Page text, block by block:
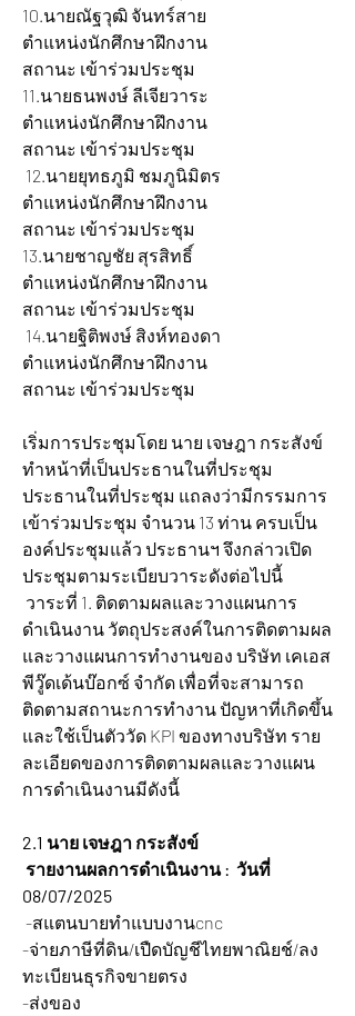
10.นายณัฐวุฒิ จันทร์สาย
ตำแหน่งนักศึกษาฝึกงาน
สถานะ เข้าร่วมประชุม
11.นายธนพงษ์ ลีเจียวาระ
ตำแหน่งนักศึกษาฝึกงาน
สถานะ เข้าร่วมประชุม
12.นายยุทธภูมิ ชมภูนิมิตร
ตำแหน่งนักศึกษาฝึกงาน
สถานะ เข้าร่วมประชุม
13.นายชาญชัย สุรสิทธิ์
ตำแหน่งนักศึกษาฝึกงาน
สถานะ เข้าร่วมประชุม
14.นายฐิติพงษ์ สิงห์ทองดา
ตำแหน่งนักศึกษาฝึกงาน
สถานะ เข้าร่วมประชุม
เริ่มการประชุมโดย นาย เจษฎา กระสังข์
ทำหน้าที่เป็นประธานในที่ประชุม
ประธานในที่ประชุม แถลงว่ามีกรรมการ
เข้าร่วมประชุม จำนวน 13 ท่าน ครบเป็น
องค์ประชุมแล้ว ประธานฯ จึงกล่าวเปิด
ประชุมตามระเบียบวาระดังต่อไปนี้
วาระที่ 1. ติดตามผลและวางแผนการ
ดำเนินงาน วัตถุประสงค์ในการติดตามผล
และวางแผนการทำงานของ บริษัท เคเอส
พีวู๊ดเด้นบ๊อกซ์ จำกัด เพื่อที่จะสามารถ
ติดตามสถานะการทำงาน ปัญหาที่เกิดขึ้น
และใช้เป็นตัววัด KPI ของทางบริษัท ราย
ละเอียดของการติดตามผลและวางแผน
การดำเนินงานมีดังนี้
2.1 นาย เจษฎา กระสังข์
รายงานผลการดำเนินงาน :  วันที่
08/07/2025
-สแตนบายทำแบบงานcnc
-จ่ายภาษีที่ดิน/เปืดบัญชีไทยพาณิยช์/ลง
ทะเบียนธุรกิจขายตรง
-ส่งของ